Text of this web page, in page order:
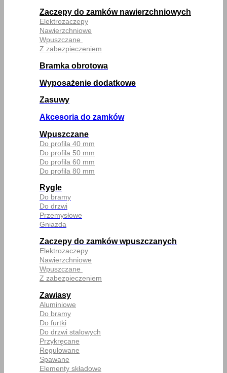
Zaczepy do zamków nawierzchniowych
Elektrozaczepy
Nawierzchniowe
Wpuszczane
Z zabezpieczeniem
Bramka obrotowa
Wyposażenie dodatkowe
Zasuwy
Akcesoria do zamków
Wpuszczane
Do profila 40 mm
Do profila 50 mm
Do profila 60 mm
Do profila 80 mm
Rygle
Do bramy
Do drzwi
Przemysłowe
Gniazda
Zaczepy do zamków wpuszczanych
Elektrozaczepy
Nawierzchniowe
Wpuszczane
Z zabezpieczeniem
Zawiasy
Aluminiowe
Do bramy
Do furtki
Do drzwi stalowych
Przykręcane
Regulowane
Spawane
Elementy składowe